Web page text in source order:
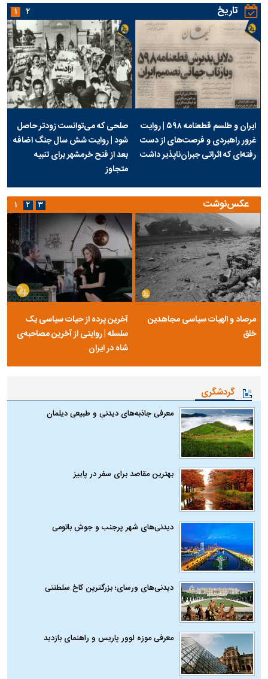
تاریخ
ایران و طلسم قطعنامه ۵۹۸ | روایت
غرور راهبردی و فرصت‌های از دست
رفته‌ای که اثراتی جبران‌ناپذیر داشت
صلحی که می‌توانست زودتر حاصل
شود | روایت شش سال جنگ اضافه
بعد از فتح خرمشهر برای تنبیه
متجاوز
۱ ۲
عکس‌نوشت
مرصاد و الهیات سیاسی مجاهدین
خلق
آخرین پرده از حیات سیاسی یک
سلسله | روایتی از آخرین مصاحبه‌ی
شاه در ایران
۱ ۲ ۳
گردشگری
معرفی جاذبه‌های دیدنی و طبیعی دیلمان
بهترین مقاصد برای سفر در پاییز
دیدنی‌های شهر پرجنب و جوش باتومی
دیدنی‌های ورسای؛ بزرگترین کاخ سلطنتی
معرفی موزه لوور پاریس و راهنمای بازدید